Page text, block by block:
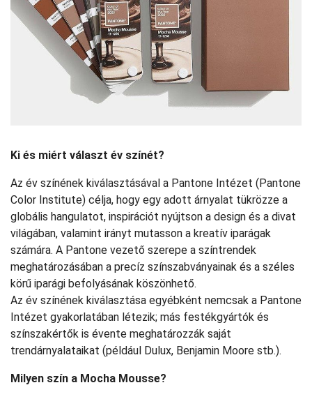
Ki és miért választ év színét?
Az év színének kiválasztásával a Pantone Intézet (Pantone
Color Institute) célja, hogy egy adott árnyalat tükrözze a
globális hangulatot, inspirációt nyújtson a design és a divat
világában, valamint irányt mutasson a kreatív iparágak
számára. A Pantone vezető szerepe a színtrendek
meghatározásában a precíz színszabványainak és a széles
körű iparági befolyásának köszönhető.
Az év színének kiválasztása egyébként nemcsak a Pantone
Intézet gyakorlatában létezik; más festékgyártók és
színszakértők is évente meghatározzák saját
trendárnyalataikat (például Dulux, Benjamin Moore stb.).
Milyen szín a Mocha Mousse?